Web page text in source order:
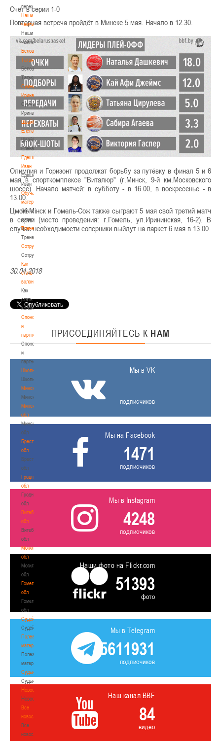
переходах
Наши
чемпионы
Наши
чемпионы
Белошапко
Татьяна
Белошапко
Татьяна
Сумникова
Ирина
Сумникова
Ирина
Швайбович
Елена
Швайбович
Елена
Едешко
Иван
Едешко
Иван
Обучающие
материалы
Обучающие
материалы
Тренерам
Тренерам
Сотрудничество
Сотрудничество
Как
стать
волонтером
Как
стать
волонтером
Спонсоры
и
партнеры
Спонсоры
и
партнеры
Школы
Школы
Минск
Минск
Минская
обл
Минская
обл
Брестская
обл
Брестская
обл
Гродненская
обл
Гродненская
обл
Витебская
обл
Витебская
обл
Могилевская
обл
Могилевская
обл
Гомельская
обл
Гомельская
обл
Судейство
Судейство
Полезные
материалы
Полезные
материалы
Судьи
Судьи
Новости
Новости
Все
новости
Все
новости
Счёт в серии 1-0
Повторная встреча пройдёт в Минске 5 мая. Начало в 12.30.
Олимпия и Горизонт продолжат борьбу за путёвку в финал 5 и 6
мая в спорткомплексе "Виталюр" (г.Минск, 9-й км.Московского
шоссе). Начало матчей: в субботу - в 16.00, в воскресенье - в
13.00.
Цмокi-Мiнск и Гомель-Сож также сыграют 5 мая свой третий матч
в серии (место проведения: г.Гомель, ул.Ирининская, 16-2). В
случае необходимости соперники выйдут на паркет 6 мая в 13.00.
30.04.2018
ПРИСОЕДИНЯЙТЕСЬ К НАМ
Мы в VK
подписчиков
Мы на Facebook
1471
подписчиков
Мы в Instagram
4248
подписчиков
Наши фото на Flickr.com
51393
фото
Мы в Telegram
5611931
подписчиков
Наш канал BBF
84
видео